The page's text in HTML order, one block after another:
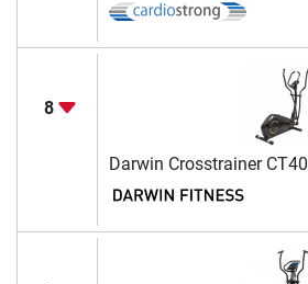
8
Darwin Crosstrainer CT40